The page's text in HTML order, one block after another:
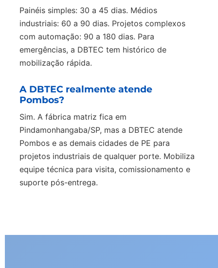
Painéis simples: 30 a 45 dias. Médios
industriais: 60 a 90 dias. Projetos complexos
com automação: 90 a 180 dias. Para
emergências, a DBTEC tem histórico de
mobilização rápida.
A DBTEC realmente atende
Pombos?
Sim. A fábrica matriz fica em
Pindamonhangaba/SP, mas a DBTEC atende
Pombos e as demais cidades de PE para
projetos industriais de qualquer porte. Mobiliza
equipe técnica para visita, comissionamento e
suporte pós-entrega.